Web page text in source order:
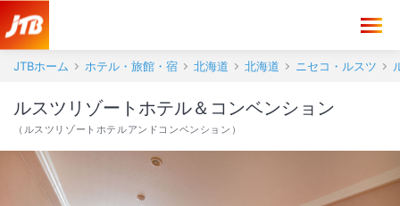
JTBホーム ホテル・旅館・宿 北海道 北海道 ニセコ・ルスツ
ルスツリゾートホテル＆コンベンション
（ ルスツリゾートホテルアンドコンベンション ）